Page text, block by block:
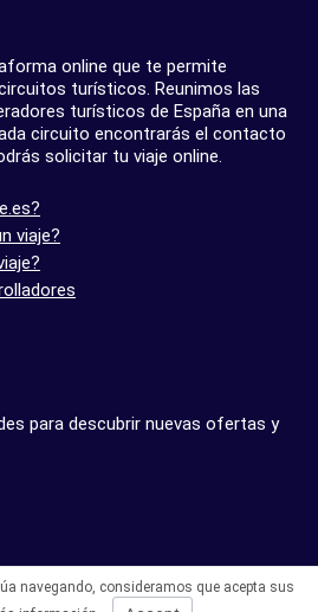
online que te permite
turísticos. Reunimos las
turísticos de España en una
circuito encontrarás el contacto
solicitar tu viaje online.
viaje?
para descubrir nuevas ofertas y
opiniones
navegando, consideramos que acepta sus